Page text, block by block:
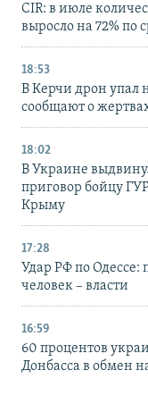
CIR: в июле
выросло на 72%
18:53
В Керчи дрон упал
сообщают о
18:02
В Украине
приговор бойцу
Крыму
17:28
Удар РФ по Одессе:
человек – власти
16:59
60 процентов
Донбасса в обмен